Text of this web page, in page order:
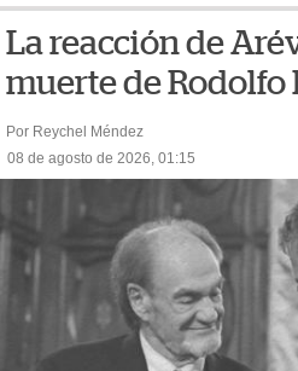
La reacción de
muerte de Rodolfo
Por Reychel Méndez
08 de agosto de 2026, 01:15